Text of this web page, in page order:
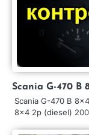
Scania G-470 B
Scania G-470 B
8×4 2p (diesel)